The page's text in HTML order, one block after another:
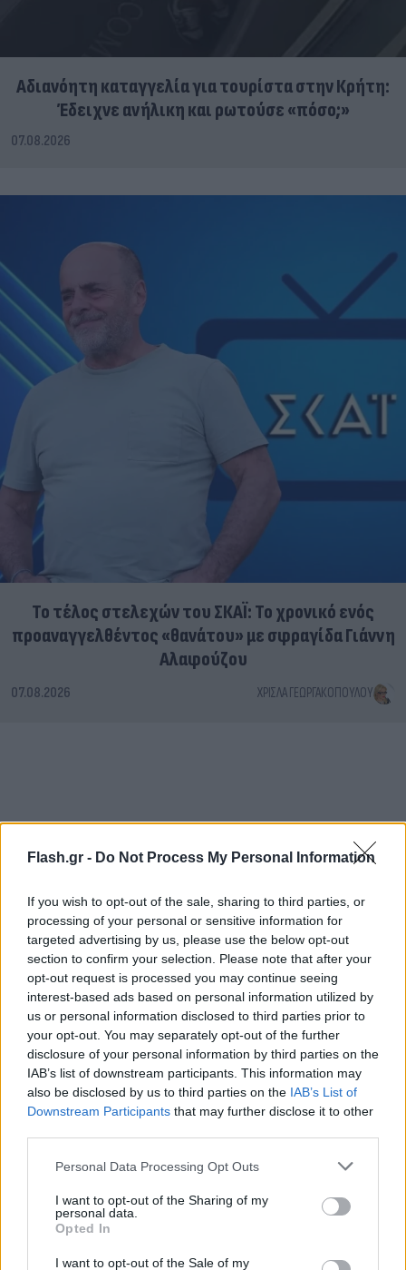
Flash.gr - Do Not Process My Personal Information
If you wish to opt-out of the sale, sharing to third parties, or
processing of your personal or sensitive information for
targeted advertising by us, please use the below opt-out
section to confirm your selection. Please note that after your
opt-out request is processed you may continue seeing
interest-based ads based on personal information utilized by
us or personal information disclosed to third parties prior to
your opt-out. You may separately opt-out of the further
disclosure of your personal information by third parties on the
IAB’s list of downstream participants. This information may
also be disclosed by us to third parties on the IAB’s List of
Downstream Participants that may further disclose it to other
Please note that this website/app uses one or more Google
not limited to your visit or usage behaviour. You may click to
grant or deny consent to Google and its third-party tags to
use your data for below specified purposes in below Google
consent section.
Personal Data Processing Opt Outs
I want to opt-out of the Sharing of my
personal data.
Opted In
I want to opt-out of the Sale of my
Αδιανόητη καταγγελία για τουρίστα στην Κρήτη:
Έδειχνε ανήλικη και ρωτούσε «πόσο;»
07.08.2026
Το τέλος στελεχών του ΣΚΑΪ: Το χρονικό ενός
προαναγγελθέντος «θανάτου» με σφραγίδα Γιάννη
Αλαφούζου
07.08.2026 ΧΡΊΣΛΑ ΓΕΩΡΓΑΚΟΠΟΎΛΟΥ